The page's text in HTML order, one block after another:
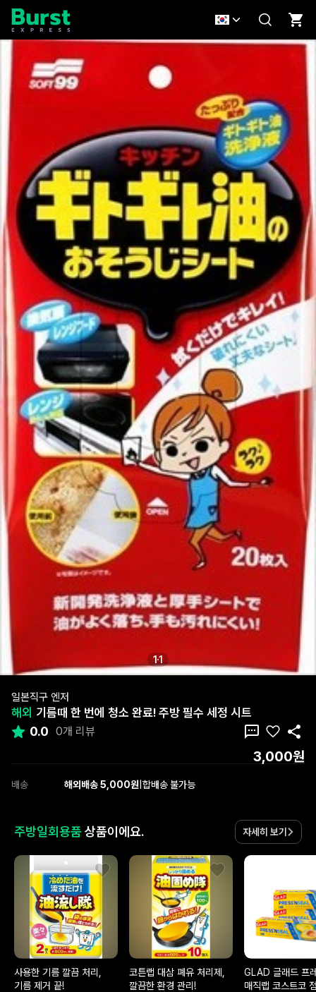
11
일본직구 엔저
해외 기름때 한 번에 청소 완료! 주방 필수 세정 시트
0.0 0개 리뷰
3,000원
배송 해외배송 5,000원|합배송 불가능
주방일회용품상품이에요. 자세히 보기
사용한 기름 깔끔 처리,
기름 제거 끝!
코튼랩 대삼 폐유 처리제,
깔끔한 환경 관리!
GLAD 글래드 프
매직랩 코스트코